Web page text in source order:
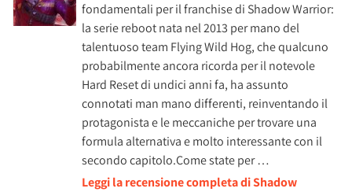
fondamentali per il franchise di Shadow Warrior:
la serie reboot nata nel 2013 per mano del
talentuoso team Flying Wild Hog, che qualcuno
probabilmente ancora ricorda per il notevole
Hard Reset di undici anni fa, ha assunto
connotati man mano differenti, reinventando il
protagonista e le meccaniche per trovare una
formula alternativa e molto interessante con il
secondo capitolo.Come state per …
Leggi la recensione completa di Shadow